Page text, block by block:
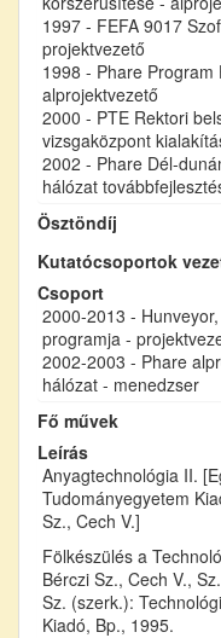
1997 - FEFA 9017
projektvezető
1998 - Phare
alprojektvezető
2000 - PTE Rektori
vizsgaközpont
2002 - Phare Dél-
hálózat
Ösztöndíj
Kutatócsoportok
Csoport
2000-2013 -
programja -
2002-2003 - Phare
hálózat - menedzser
Fő művek
Leírás
Anyagtechnológia II.
Tudományegyetem
Sz., Cech V.]
Fölkészülés a
Bérczi Sz., Cech V.,
Sz. (szerk.):
Kiadó, Bp., 1995.